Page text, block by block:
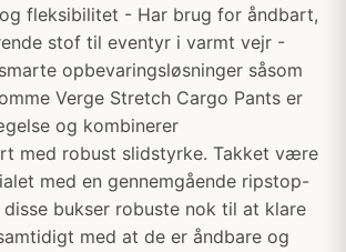
fleksibilitet - Har brug for åndbart,
stof til eventyr i varmt vejr -
opbevaringsløsninger såsom
Verge Stretch Cargo Pants er
og kombinerer
med robust slidstyrke. Takket være
med en gennemgående ripstop-
bukser robuste nok til at klare
med at de er åndbare og